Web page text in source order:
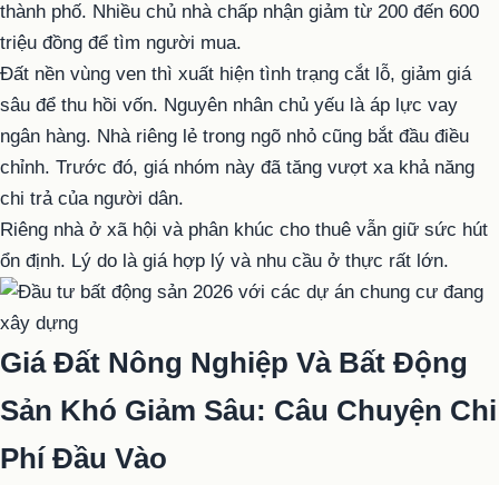
thành phố. Nhiều chủ nhà chấp nhận giảm từ 200 đến 600
triệu đồng để tìm người mua.
Đất nền vùng ven thì xuất hiện tình trạng cắt lỗ, giảm giá
sâu để thu hồi vốn. Nguyên nhân chủ yếu là áp lực vay
ngân hàng. Nhà riêng lẻ trong ngõ nhỏ cũng bắt đầu điều
chỉnh. Trước đó, giá nhóm này đã tăng vượt xa khả năng
chi trả của người dân.
Riêng nhà ở xã hội và phân khúc cho thuê vẫn giữ sức hút
ổn định. Lý do là giá hợp lý và nhu cầu ở thực rất lớn.
Giá Đất Nông Nghiệp Và Bất Động
Sản Khó Giảm Sâu: Câu Chuyện Chi
Phí Đầu Vào